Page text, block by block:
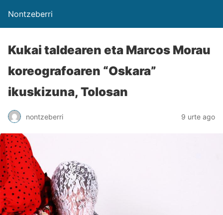
Nontzeberri
Kukai taldearen eta Marcos Morau
koreografoaren “Oskara”
ikuskizuna, Tolosan
nontzeberri 9 urte ago